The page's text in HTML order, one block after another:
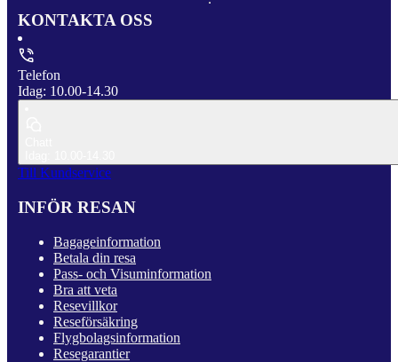
KONTAKTA OSS
Telefon
Idag: 10.00-14.30
Till Kundservice
INFÖR RESAN
Bagageinformation
Betala din resa
Pass- och Visuminformation
Bra att veta
Resevillkor
Reseförsäkring
Flygbolagsinformation
Resegarantier